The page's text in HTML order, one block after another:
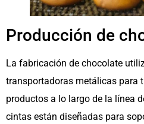
Producción de
La fabricación de chocolate
transportadoras metálicas para
productos a lo largo de la línea
cintas están diseñadas para